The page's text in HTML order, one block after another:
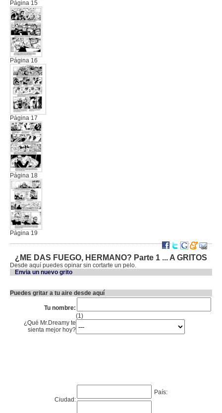
Página 15
Página 16
Página 17
Página 18
Página 19
¿ME DAS FUEGO, HERMANO? Parte 1 ... A GRITOS
Desde aquí puedes opinar sin cortarte un pelo.
Envia un nuevo grito
Puedes gritar a tu aire desde aquí
Tu nombre:
(1)
¿Qué Mr.Dreamy te
sienta mejor hoy?
Ciudad:
País: